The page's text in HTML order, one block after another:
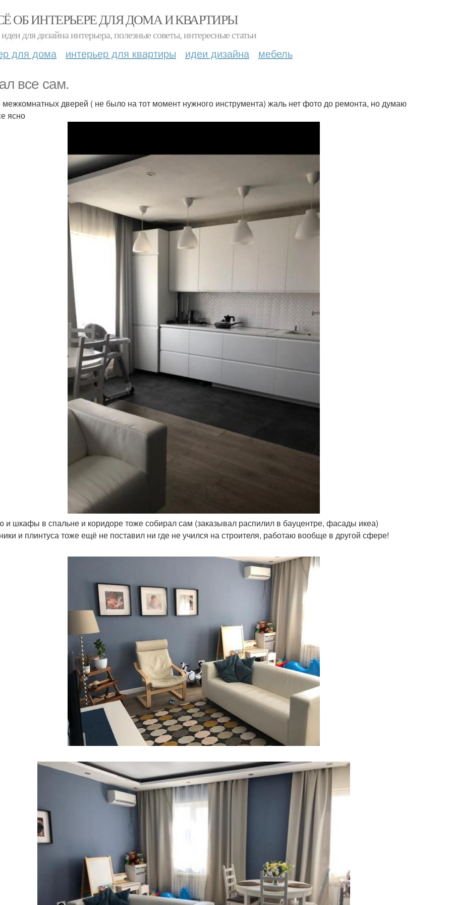
ОБ ИНТЕРЬЕРЕ ДЛЯ ДОМА И КВАРТИРЫ
для дизайна интерьера, полезные советы, интересные статьи
для дома интерьер для квартиры идеи дизайна мебель
все сам.
дверей ( не было на тот момент нужного инструмента) жаль нет фото до ремонта, но думаю
ясно
и шкафы в спальне и коридоре тоже собирал сам (заказывал распилил в бауцентре, фасады икеа)
и плинтуса тоже ещё не поставил ни где не учился на строителя, работаю вообще в другой сфере!